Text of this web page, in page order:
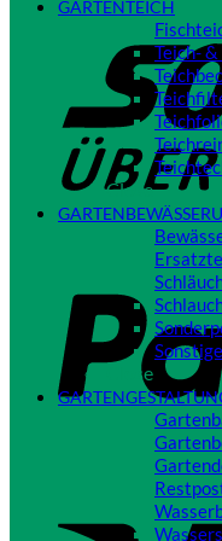
GARTENTEICH
Teich-
Close
Close